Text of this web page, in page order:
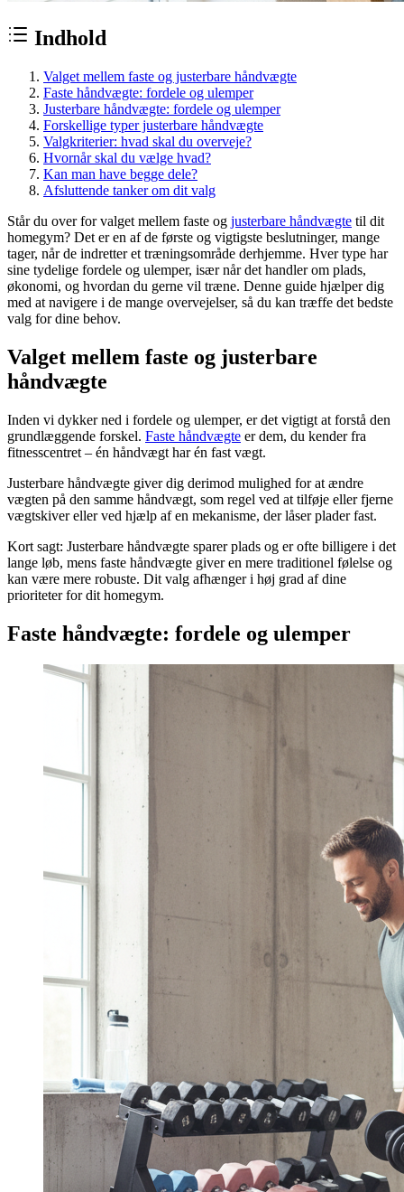
Indhold
Valget mellem faste og justerbare håndvægte
Faste håndvægte: fordele og ulemper
Justerbare håndvægte: fordele og ulemper
Forskellige typer justerbare håndvægte
Valgkriterier: hvad skal du overveje?
Hvornår skal du vælge hvad?
Kan man have begge dele?
Afsluttende tanker om dit valg
Står du over for valget mellem faste og justerbare håndvægte til dit
homegym? Det er en af de første og vigtigste beslutninger, mange
tager, når de indretter et træningsområde derhjemme. Hver type har
sine tydelige fordele og ulemper, især når det handler om plads,
økonomi, og hvordan du gerne vil træne. Denne guide hjælper dig
med at navigere i de mange overvejelser, så du kan træffe det bedste
valg for dine behov.
Valget mellem faste og justerbare
håndvægte
Inden vi dykker ned i fordele og ulemper, er det vigtigt at forstå den
grundlæggende forskel. Faste håndvægte er dem, du kender fra
fitnesscentret – én håndvægt har én fast vægt.
Justerbare håndvægte giver dig derimod mulighed for at ændre
vægten på den samme håndvægt, som regel ved at tilføje eller fjerne
vægtskiver eller ved hjælp af en mekanisme, der låser plader fast.
Kort sagt: Justerbare håndvægte sparer plads og er ofte billigere i det
lange løb, mens faste håndvægte giver en mere traditionel følelse og
kan være mere robuste. Dit valg afhænger i høj grad af dine
prioriteter for dit homegym.
Faste håndvægte: fordele og ulemper